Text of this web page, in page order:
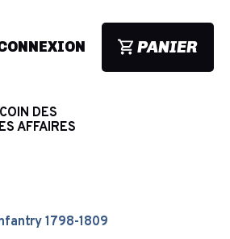
PANIER
DES
AFFAIRES
1798-1809